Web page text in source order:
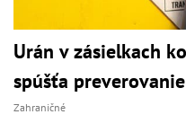
Urán v zásielkach
spúšťa preverovanie
Zahraničné